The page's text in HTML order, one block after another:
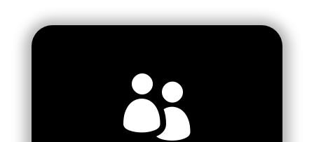

COMPRENSIÓN PROFUNDA
CONOCER A FONDO TU NEGOCIO,
OBJETIVOS, ETC.
CAPTAR LA ESCENCIA Y